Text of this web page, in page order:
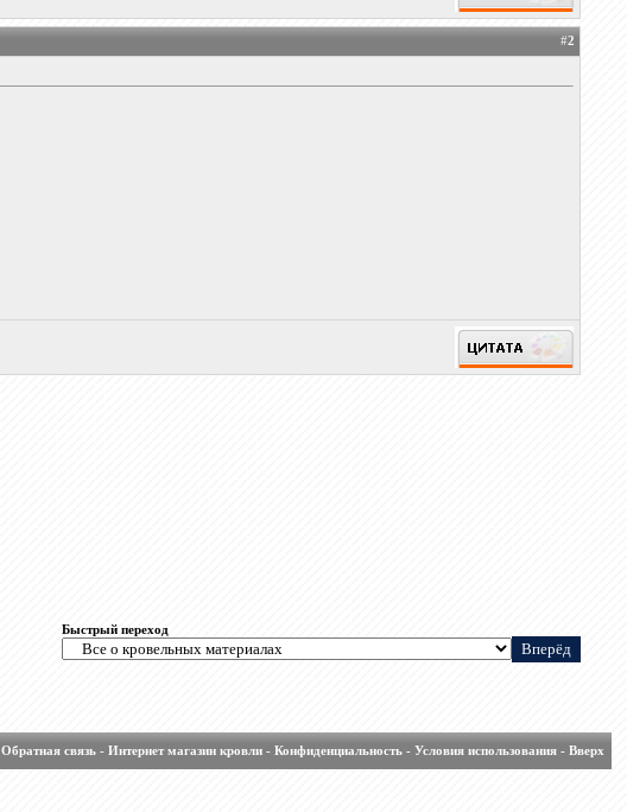
#2
Быстрый переход
Обратная связь- Интернет магазин кровли- Конфиденциальность- Условия использования- Вверх